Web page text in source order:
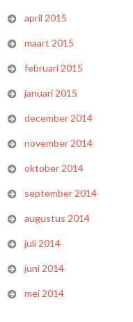
april 2015
maart 2015
februari 2015
januari 2015
december 2014
november 2014
oktober 2014
september 2014
augustus 2014
juli 2014
juni 2014
mei 2014